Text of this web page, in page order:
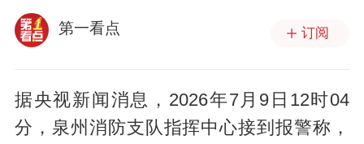
第一看点 订阅
据央视新闻消息，2026年7月9日12时04
分，泉州消防支队指挥中心接到报警称，